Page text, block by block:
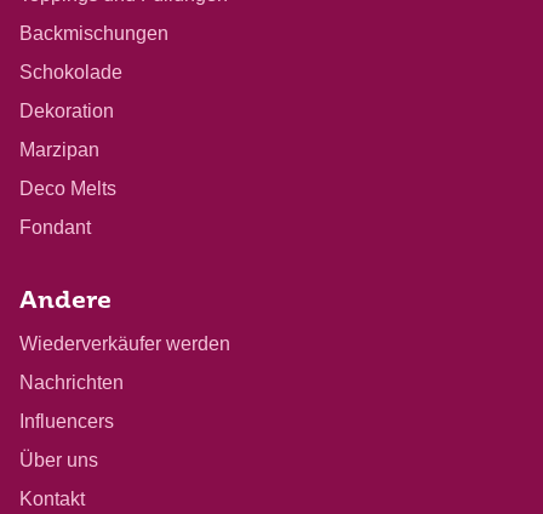
Backmischungen
Schokolade
Dekoration
Marzipan
Deco Melts
Fondant
Andere
Wiederverkäufer werden
Nachrichten
Influencers
Über uns
Kontakt